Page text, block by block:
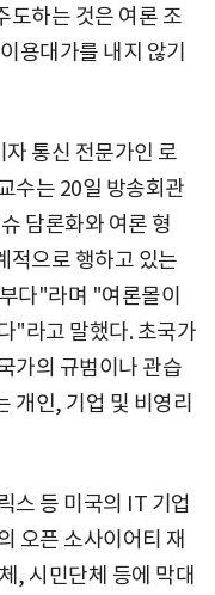
도하는 것은 여론 조
용대가를 내지 않기
통신 전문가인 로
수는 20일 방송회관
담론화와 여론 형
적으로 행하고 있는
다"라며 "여론몰이
"라고 말했다. 초국가
가의 규범이나 관습
개인, 기업 및 비영리
스 등 미국의 IT 기업
오픈 소사이어티 재
, 시민단체 등에 막대